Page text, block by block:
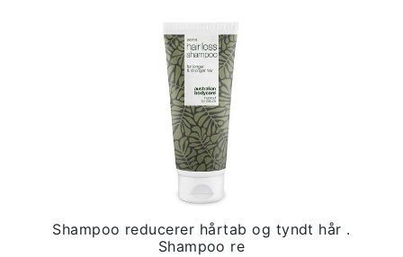
Shampoo reducerer hårtab og tyndt hår .
Shampoo re